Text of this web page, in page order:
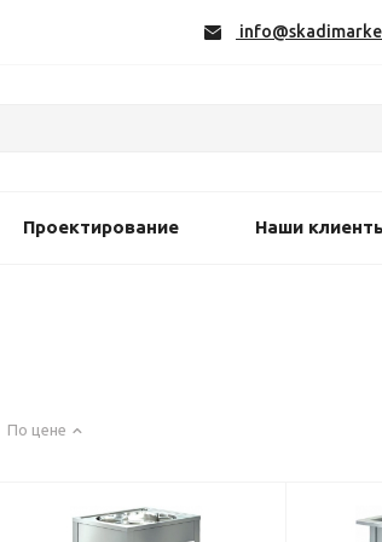
Проектирование Наши
По цене